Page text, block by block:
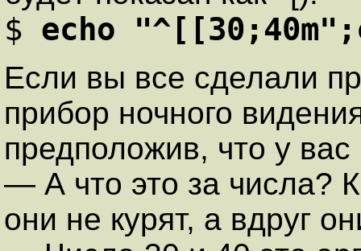
$ echo
Если вы все сделали
прибор ночного
предположив, что у
— А что это за числа?
они не курят, а вдруг